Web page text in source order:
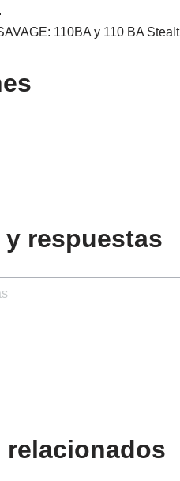
110BA y 110 BA
respuestas
relacionados